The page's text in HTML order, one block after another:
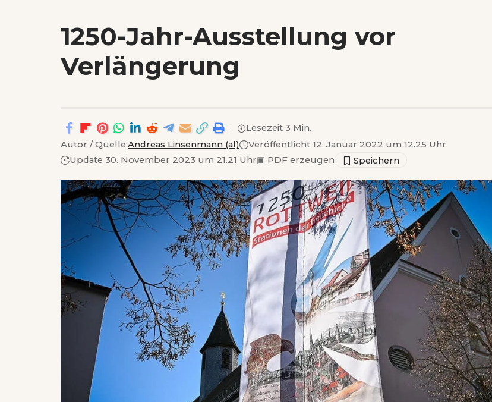
1250-Jahr-Ausstellung vor
Verlängerung
Autor / Quelle:Andreas Linsenmann (al)
Veröffentlicht 12. Januar 2022 um 12.25 Uhr
Update 30. November 2023 um 21.21 Uhr▣ PDF erzeugen
Lesezeit 3 Min.